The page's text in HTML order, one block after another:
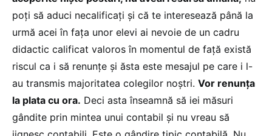
poți să aduci necalificați și că te interesează până la
urmă acei în fața unor elevi ai nevoie de un cadru
didactic calificat valoros în momentul de față există
riscul ca i să renunțe și ăsta este mesajul pe care i l-
au transmis majoritatea colegilor noștri. Vor renunța
la plata cu ora. Deci asta înseamnă să iei măsuri
gândite prin mintea unui contabil și nu vreau să